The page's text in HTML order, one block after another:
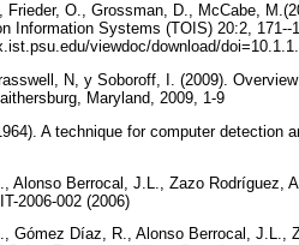
Frieder, O., Grossman, D., McCabe,
Information Systems (TOIS) 20:2, 171--
viewdoc/download/
N, y Soboroff, I. (2009).
Maryland, 2009, 1-9
A technique for computer
Alonso Berrocal, J.L., Zazo Rodríguez,
2006-002 (2006)
Gómez Díaz, R., Alonso Berrocal, J.L.,